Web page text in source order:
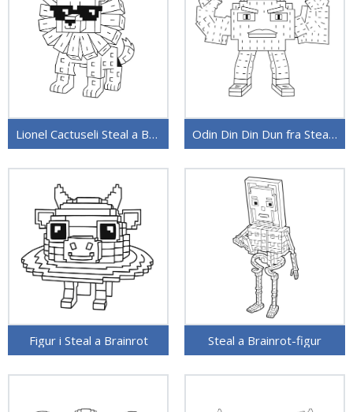
Lionel Cactuseli Steal a Brainrot Odin Din Din Dun fra Steal a Brainrot
Figur i Steal a Brainrot Steal a Brainrot-figur